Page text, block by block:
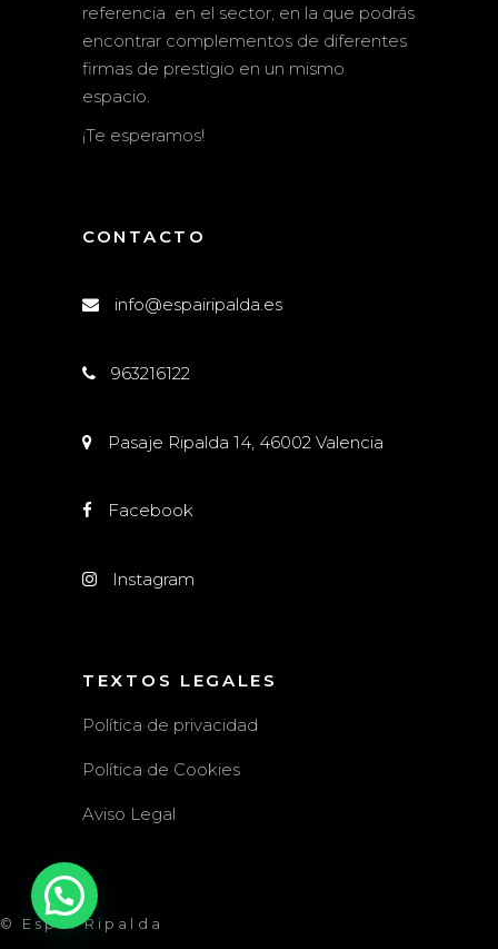
referencia en el sector, en la que podrás
encontrar complementos de diferentes
firmas de prestigio en un mismo
espacio.
¡Te esperamos!
CONTACTO
info@espairipalda.es
963216122
Pasaje Ripalda 14, 46002 Valencia
Facebook
Instagram
TEXTOS LEGALES
Política de privacidad
Política de Cookies
Aviso Legal
© Espai Ripalda